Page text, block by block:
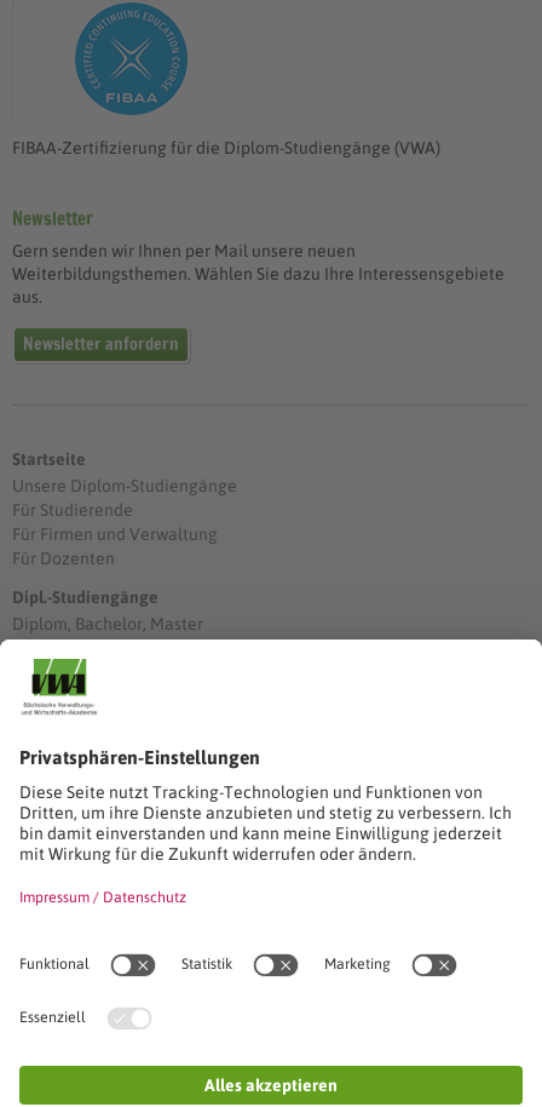
FIBAA-Zertifizierung für die Diplom-Studiengänge (VWA)
Newsletter
Gern senden wir Ihnen per Mail unsere neuen
Weiterbildungsthemen. Wählen Sie dazu Ihre Interessensgebiete
aus.
Newsletter anfordern
Startseite
Unsere Diplom-Studiengänge
Für Studierende
Für Firmen und Verwaltung
Für Dozenten
Dipl.-Studiengänge
Diplom, Bachelor, Master
Stimmen unserer Absolventinnen und Absolventen
Stimmen unserer Absolventinnen und Absolventen
Seminare
Seminardatenbank
Inhouseanfragen
Seminarreihen
VWA stellt sich vor
Unser SVWA-Team